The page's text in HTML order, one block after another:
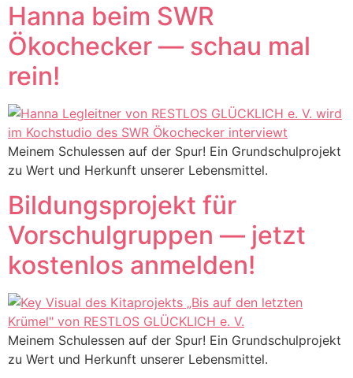
Hanna beim SWR
Ökochecker — schau mal
rein!
Meinem Schulessen auf der Spur! Ein Grundschulprojekt
zu Wert und Herkunft unserer Lebensmittel.
Bildungsprojekt für
Vorschulgruppen — jetzt
kostenlos anmelden!
Meinem Schulessen auf der Spur! Ein Grundschulprojekt
zu Wert und Herkunft unserer Lebensmittel.